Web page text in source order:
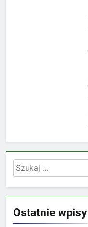
Szukaj:
Ostatnie wpisy